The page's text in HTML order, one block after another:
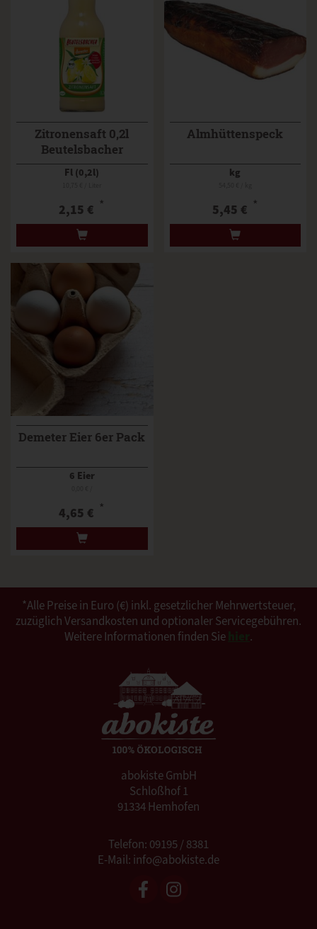
Zitronensaft 0,2l
Beutelsbacher
Fl (0,2l)
2,15 € *
Almhüttenspeck
kg
5,45 € *
Demeter Eier 6er Pack
6 Eier
4,65 € *
*Alle Preise in Euro (€) inkl. gesetzlicher Mehrwertsteuer,
zuzüglich Versandkosten und optionaler Servicegebühren.
Weitere Informationen finden Sie
.
abokiste GmbH
Schloßhof 1
91334 Hemhofen
Telefon: 09195 / 8381
E-Mail: info@abokiste.de